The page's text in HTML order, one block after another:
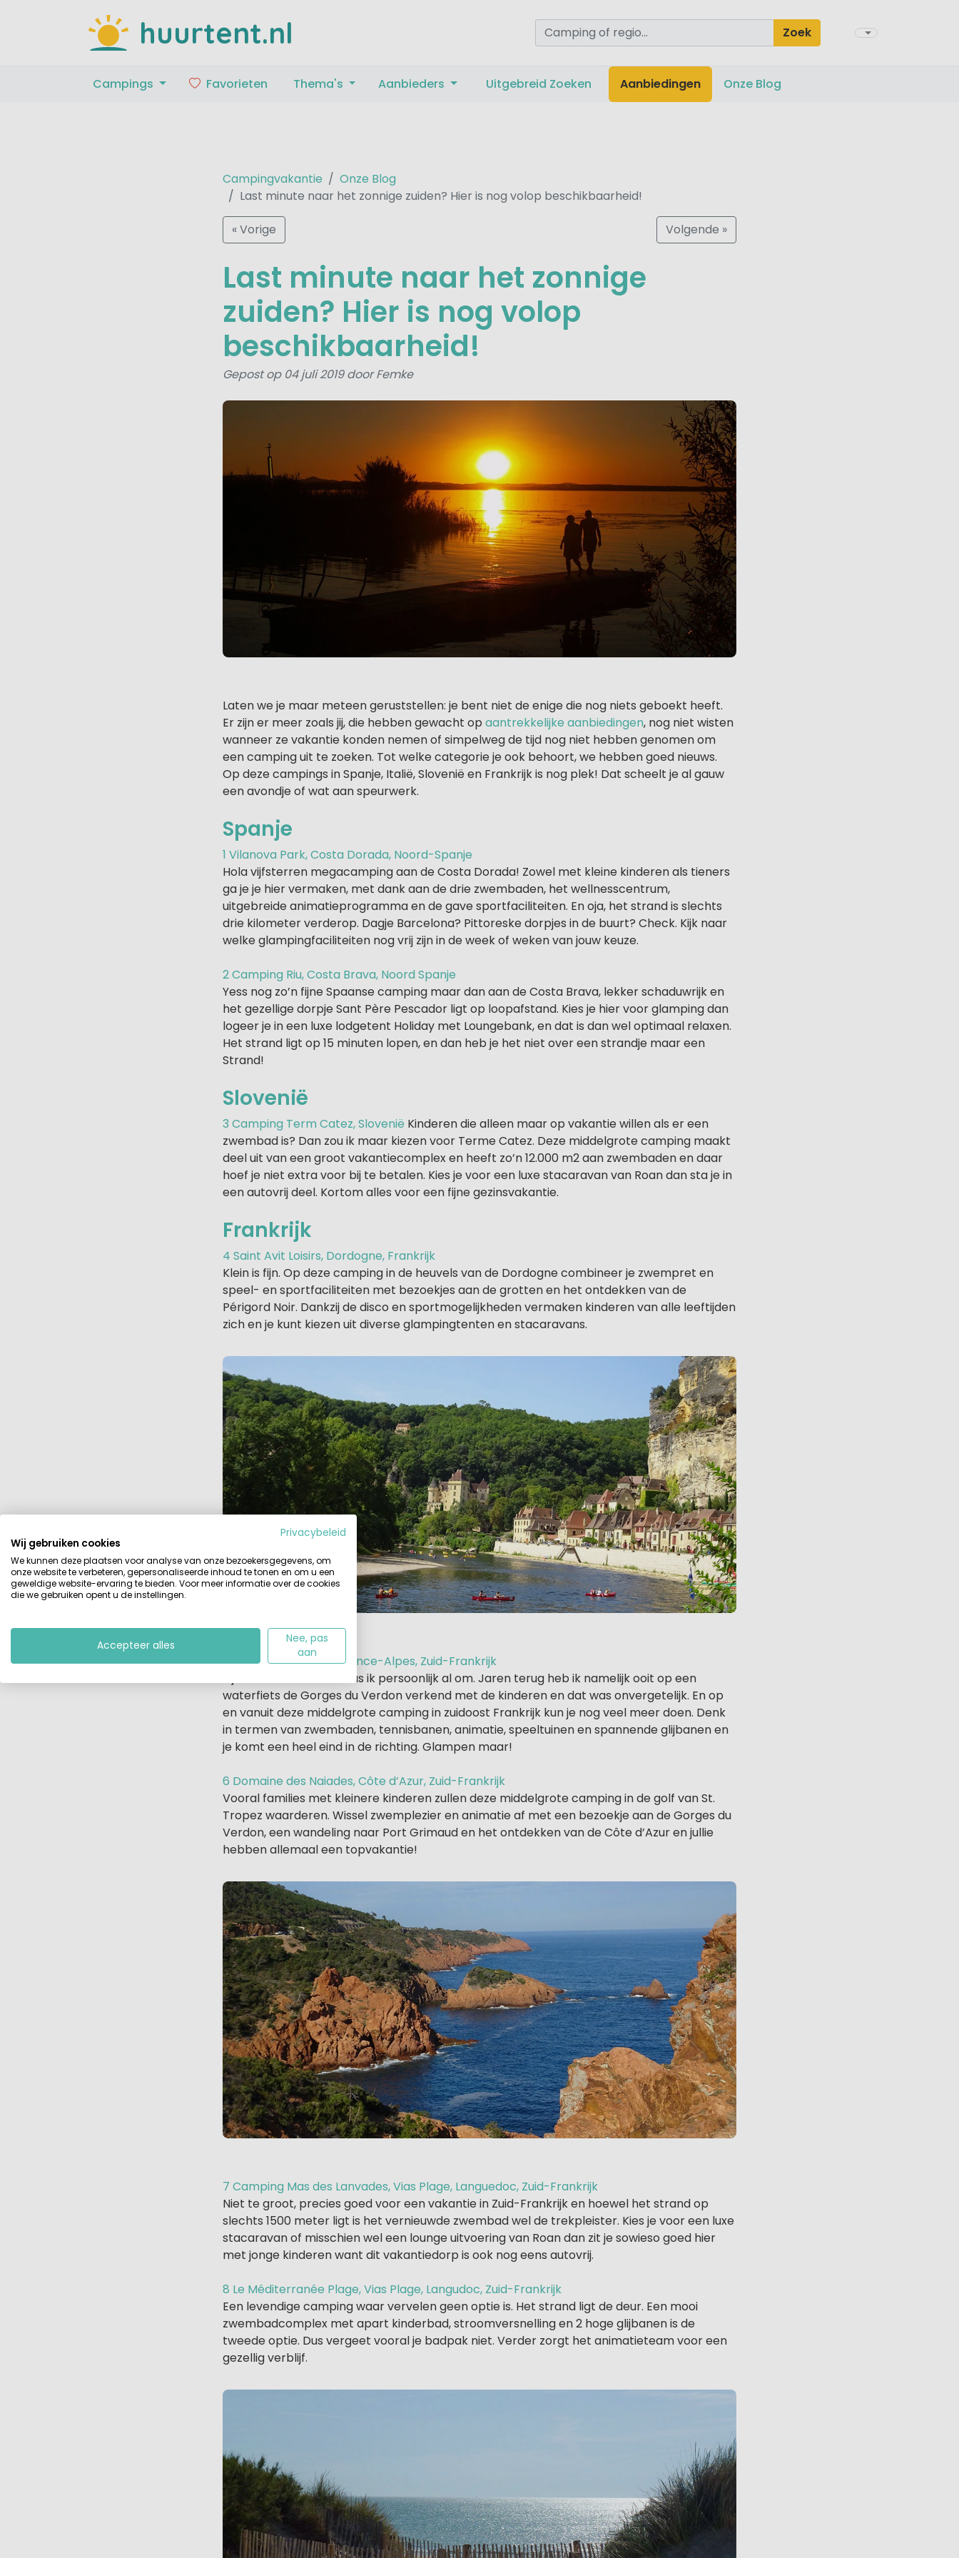
huurtent.nl Zoek
Campings Favorieten Thema's Aanbieders Uitgebreid Zoeken Aanbiedingen Onze Blog
Campingvakantie
Onze Blog
Last minute naar het zonnige zuiden? Hier is nog volop beschikbaarheid!
« Vorige Volgende »
Last minute naar het zonnige
zuiden? Hier is nog volop
beschikbaarheid!
Gepost op 04 juli 2019 door Femke
Laten we je maar meteen geruststellen: je bent niet de enige die nog niets geboekt heeft.
Er zijn er meer zoals jij, die hebben gewacht op aantrekkelijke aanbiedingen, nog niet wisten
wanneer ze vakantie konden nemen of simpelweg de tijd nog niet hebben genomen om
een camping uit te zoeken. Tot welke categorie je ook behoort, we hebben goed nieuws.
Op deze campings in Spanje, Italië, Slovenië en Frankrijk is nog plek! Dat scheelt je al gauw
een avondje of wat aan speurwerk.
Spanje
1 Vilanova Park, Costa Dorada, Noord-Spanje
Hola vijfsterren megacamping aan de Costa Dorada! Zowel met kleine kinderen als tieners
ga je je hier vermaken, met dank aan de drie zwembaden, het wellnesscentrum,
uitgebreide animatieprogramma en de gave sportfaciliteiten. En oja, het strand is slechts
drie kilometer verderop. Dagje Barcelona? Pittoreske dorpjes in de buurt? Check. Kijk naar
welke glampingfaciliteiten nog vrij zijn in de week of weken van jouw keuze.
2 Camping Riu, Costa Brava, Noord Spanje
Yess nog zo’n fijne Spaanse camping maar dan aan de Costa Brava, lekker schaduwrijk en
het gezellige dorpje Sant Père Pescador ligt op loopafstand. Kies je hier voor glamping dan
logeer je in een luxe lodgetent Holiday met Loungebank, en dat is dan wel optimaal relaxen.
Het strand ligt op 15 minuten lopen, en dan heb je het niet over een strandje maar een
Strand!
Slovenië
3 Camping Term Catez, Slovenië Kinderen die alleen maar op vakantie willen als er een
zwembad is? Dan zou ik maar kiezen voor Terme Catez. Deze middelgrote camping maakt
deel uit van een groot vakantiecomplex en heeft zo’n 12.000 m2 aan zwembaden en daar
hoef je niet extra voor bij te betalen. Kies je voor een luxe stacaravan van Roan dan sta je in
een autovrij deel. Kortom alles voor een fijne gezinsvakantie.
Frankrijk
4 Saint Avit Loisirs, Dordogne, Frankrijk
Klein is fijn. Op deze camping in de heuvels van de Dordogne combineer je zwempret en
speel- en sportfaciliteiten met bezoekjes aan de grotten en het ontdekken van de
Périgord Noir. Dankzij de disco en sportmogelijkheden vermaken kinderen van alle leeftijden
zich en je kunt kiezen uit diverse glampingtenten en stacaravans.
5 Lacs du Verdon, Provence-Alpes, Zuid-Frankrijk
Bij het woord Verdon was ik persoonlijk al om. Jaren terug heb ik namelijk ooit op een
waterfiets de Gorges du Verdon verkend met de kinderen en dat was onvergetelijk. En op
en vanuit deze middelgrote camping in zuidoost Frankrijk kun je nog veel meer doen. Denk
in termen van zwembaden, tennisbanen, animatie, speeltuinen en spannende glijbanen en
je komt een heel eind in de richting. Glampen maar!
6 Domaine des Naiades, Côte d’Azur, Zuid-Frankrijk
Vooral families met kleinere kinderen zullen deze middelgrote camping in de golf van St.
Tropez waarderen. Wissel zwemplezier en animatie af met een bezoekje aan de Gorges du
Verdon, een wandeling naar Port Grimaud en het ontdekken van de Côte d’Azur en jullie
hebben allemaal een topvakantie!
7 Camping Mas des Lanvades, Vias Plage, Languedoc, Zuid-Frankrijk
Niet te groot, precies goed voor een vakantie in Zuid-Frankrijk en hoewel het strand op
slechts 1500 meter ligt is het vernieuwde zwembad wel de trekpleister. Kies je voor een luxe
stacaravan of misschien wel een lounge uitvoering van Roan dan zit je sowieso goed hier
met jonge kinderen want dit vakantiedorp is ook nog eens autovrij.
8 Le Méditerranée Plage, Vias Plage, Langudoc, Zuid-Frankrijk
Een levendige camping waar vervelen geen optie is. Het strand ligt de deur. Een mooi
zwembadcomplex met apart kinderbad, stroomversnelling en 2 hoge glijbanen is de
tweede optie. Dus vergeet vooral je badpak niet. Verder zorgt het animatieteam voor een
gezellig verblijf.
Privacybeleid
Wij gebruiken cookies
We kunnen deze plaatsen voor analyse van onze bezoekersgegevens, om
onze website te verbeteren, gepersonaliseerde inhoud te tonen en om u een
geweldige website-ervaring te bieden. Voor meer informatie over de cookies
die we gebruiken opent u de instellingen.
Accepteer alles
Nee, pas
aan